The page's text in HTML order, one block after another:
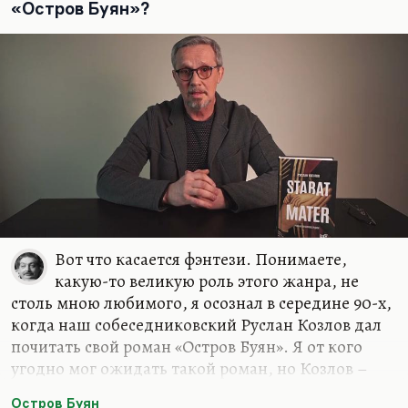
Маршака и Чуковского для человека, которому
три года? Это и так колоссально много. Можно
ему почитать хорошие переводы хороших
американцев — например, Эдварда Лира, Бёрнса.
«Остров Буян»?
Вот что касается фэнтези. Понимаете,
какую-то великую роль этого жанра, не
столь мною любимого, я осознал в середине 90-х,
когда наш собеседниковский Руслан Козлов дал
почитать свой роман «Остров Буян». Я от кого
угодно мог ожидать такой роман, но Козлов –
Остров Буян